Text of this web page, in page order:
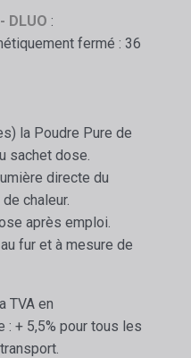
DLUO :
fermé : 36
la Poudre Pure de
sachet dose.
directe du
chaleur.
après emploi.
fur et à mesure de
TVA en
: + 5,5% pour tous les